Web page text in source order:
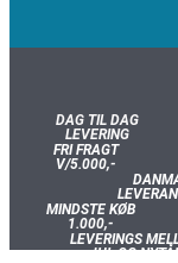
DAG TIL DAG
LEVERING
FRI FRAGT
V/5.000,-
MINDSTE KØB
1.000,-
LEVERINGS
JUL OG